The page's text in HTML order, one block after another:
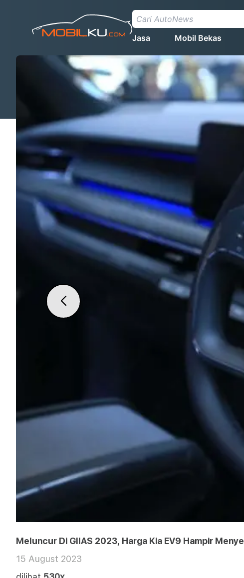
Jasa Mobil Bekas
Meluncur Di GIIAS 2023, Harga Kia EV9 Hampir
15 August 2023